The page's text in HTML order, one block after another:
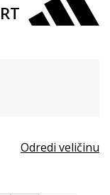
Odredi veličinu